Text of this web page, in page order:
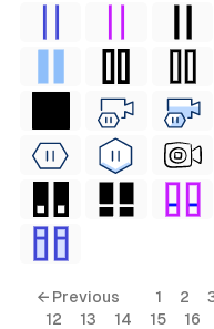
← Previous 1 2
12
13 14 15 16